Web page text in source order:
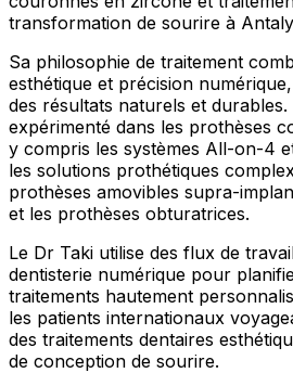
transformation de sourire à
Sa philosophie de traitement
esthétique et précision
des résultats naturels et
expérimenté dans les prothèses
y compris les systèmes All-on-4
les solutions prothétiques
prothèses amovibles supra-
et les prothèses obturatrices.
Le Dr Taki utilise des flux de
dentisterie numérique pour
traitements hautement
les patients internationaux
des traitements dentaires
de conception de sourire.